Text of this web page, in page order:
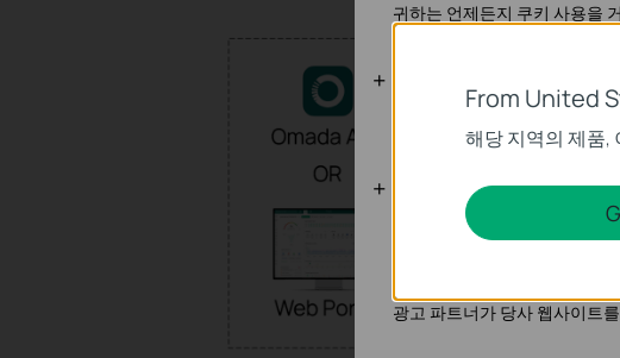
From United
해당 지역의 제품,
귀하는 언제든지 쿠키 사용을
분석 및 마케팅 쿠키
분석 쿠키는 웹사이트의 기능
광고 파트너가 당사 웹사이트